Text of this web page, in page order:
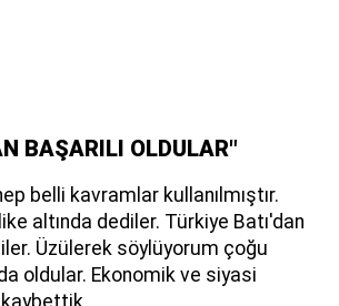
BAŞARILI OLDULAR"
belli kavramlar kullanılmıştır.
altında dediler. Türkiye Batı'dan
Üzülerek söylüyorum çoğu
oldular. Ekonomik ve siyasi